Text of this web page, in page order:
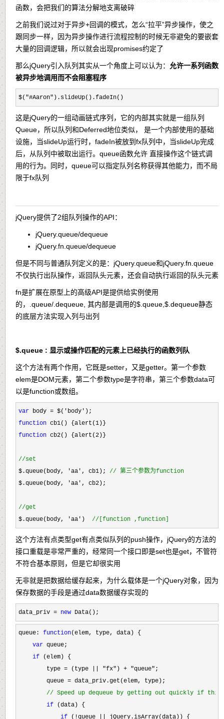
函数，会把我们的算法分解地支离破碎
之前我们说过对于异步+回调的模式，怎么“拉平”异步操作，使之
跟同步一样，因为异步操作进行流程控制的时候无非避免的要嵌套
大量的回调逻辑，所以就会出现promises约定了
那么jQuery引入队列其实从一个角度上可以认为： 允许一系列函数
被异步地调用而不会阻塞程序
$("#Aaron").slideUp().fadeIn()
这是jQuery的一组动画链式序列，它的内部其实就是一组队列
Queue，所以队列和Deferred地位类似， 是一个内部使用的基础
设施，当slideUp运行时，fadeIn被放到fx队列中，当slideUp完成
后，从队列中被取出运行。queue函数允许 直接操作这个链式调
用的行为。同时，queue可以指定队列名称获得其他能力，而不局
限于fx队列
jQuery提供了2组队列操作的API：
jQuery.queue/dequeue
jQuery.fn.queue/dequeue
但是不同与普通队列定义的是：jQuery.queue和jQuery.fn.queue
不仅执行出队操作，返回队头元素，还会自动执行返回的队头元素
fn是扩展在原型上的高级API是提供给实例使用
的，.queue/.dequeue, 其内部是调用的$.queue,$.dequeue静态
的底层方法实现入列与出列
$.queue : 显示或操作匹配的元素上已经执行的函数列队
这个方法有两个作用，它既是setter，又是getter。第一个参数
elem是DOM元素，第二个参数type是字符串，第三个参数data可
以是function或数组。
var body = $('body'
function cb1() {alert(1
function cb2() {alert(2)}
//set
$.queue(body, 'aa', cb1); // 第三个参数为function
$.queue(body, 'aa' , cb2);
//get
$.queue(body, 'aa') // [function ,function]
这个方法有点类型get有点类似队列的push操作，jQuery的方法的
接口重载是非常严重的，经常同一个接口即是set也是get，不管符
不符合基本原则，但是它却很实用
无非就是把数据给缓存起来，为什么载体是一个jQuery对象，因为
保存数据的手段是通过data数据缓存实现的
data_priv = new Data();
queue: function(elem, type, data) {
var queue;
if (elem) {
        type
= (type || "fx") + "queue" ;
        queue
= data_priv.get(elem, type);
// Speed up dequeue by getting out quickly if
if (data) {
if (!queue || jQuery.isArray(data)) {